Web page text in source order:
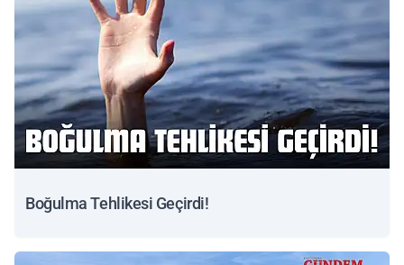
Boğulma Tehlikesi Geçirdi!